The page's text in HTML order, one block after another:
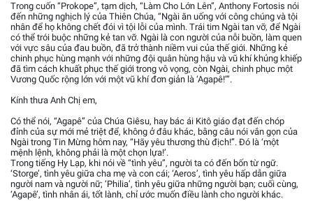
Trong cuốn “Prokope”, tạm dịch, “Làm Cho Lớn Lên”, Anthony Fortosis nói
đến những nghịch lý của Thiên Chúa, “Ngài ăn uống với công chúng và tội
nhân để họ không chết đói vì tội lỗi của mình. Trái tim Ngài tan vỡ, để Ngài
có thể trói buộc những kẻ tan vỡ. Ngài là con người của nỗi buồn, làm quen
với vực sâu của đau buồn, đã trở thành niềm vui của thế giới. Những kẻ
chinh phục hùng mạnh với những đội quân hùng hậu và vũ khí khủng khiếp
đã tìm cách khuất phục thế giới trong vô vọng, còn Ngài, chinh phục một
Vương Quốc rộng lớn với một vũ khí đơn giản là ‘Agapê!’”.
Kính thưa Anh Chị em,
Có thể nói, “Agapê” của Chúa Giêsu, hay bác ái Kitô giáo đạt đến chóp
đỉnh của sự mới mẻ triệt để, không ở đâu khác, bằng câu nói vắn gọn của
Ngài trong Tin Mừng hôm nay, “Hãy yêu thương thù địch!”. Đó là ‘một
mệnh lệnh, không phải là một chọn lựa!’.
Trong tiếng Hy Lạp, khi nói về “tình yêu”, người ta có đến bốn từ ngữ.
‘Storge’, tình yêu giữa cha mẹ và con cái; ‘Aeros’, tình yêu hấp dẫn giữa
người nam và người nữ; ‘Philia’, tình yêu giữa những người bạn; cuối cùng,
‘Agapê’, tình nhân ái, tốt lành, chỉ ước muốn điều lành cho người khác.